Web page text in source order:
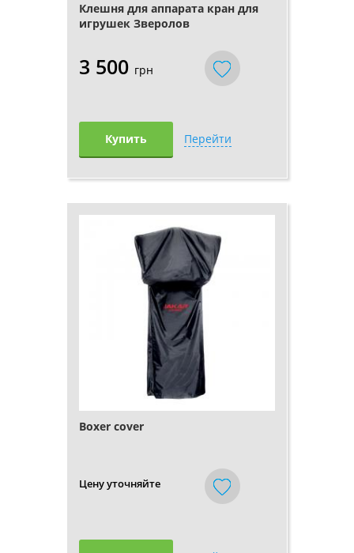
Клешня для аппарата кран для
игрушек Зверолов
3 500 грн
Купить Перейти
Boxer cover
Цену уточняйте